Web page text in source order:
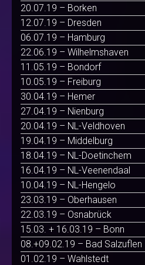
20.07.19 – Borken
12.07.19 – Dresden
06.07.19 – Hamburg
22.06.19 – Wilhelmshaven
11.05.19 – Bondorf
10.05.19 – Freiburg
30.04.19 – Hemer
27.04.19 – Nienburg
20.04.19 – NL-Veldhoven
19.04.19 – Middelburg
18.04.19 – NL-Doetinchem
16.04.19 – NL-Veenendaal
10.04.19 – NL-Hengelo
23.03.19 – Oberhausen
22.03.19 – Osnabrück
15.03. + 16.03.19 – Bonn
08.+09.02.19 – Bad Salzuflen
01.02.19 – Wahlstedt